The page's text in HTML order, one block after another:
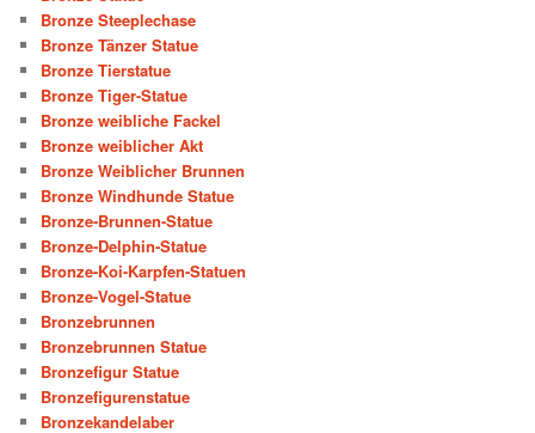
Bronze Steeplechase
Bronze Tänzer Statue
Bronze Tierstatue
Bronze Tiger-Statue
Bronze weibliche Fackel
Bronze weiblicher Akt
Bronze Weiblicher Brunnen
Bronze Windhunde Statue
Bronze-Brunnen-Statue
Bronze-Delphin-Statue
Bronze-Koi-Karpfen-Statuen
Bronze-Vogel-Statue
Bronzebrunnen
Bronzebrunnen Statue
Bronzefigur Statue
Bronzefigurenstatue
Bronzekandelaber